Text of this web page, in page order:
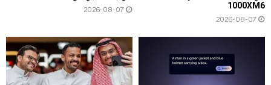
1000XM6
2026-08-07
2026-08-07